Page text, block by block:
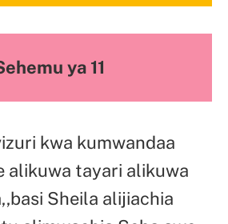
ya 11
kwa kumwandaa
alikuwa tayari alikuwa
Sheila alijiachia